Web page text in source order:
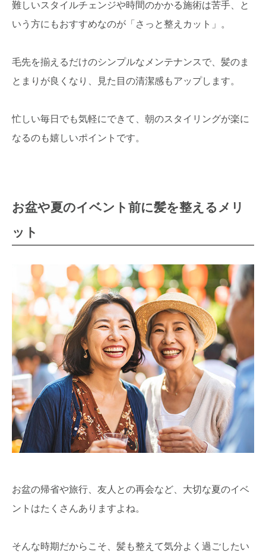
難しいスタイルチェンジや時間のかかる施術は苦手、と
いう方にもおすすめなのが「さっと整えカット」。
毛先を揃えるだけのシンプルなメンテナンスで、髪のま
とまりが良くなり、見た目の清潔感もアップします。
忙しい毎日でも気軽にできて、朝のスタイリングが楽に
なるのも嬉しいポイントです。
お盆や夏のイベント前に髪を整えるメリ
ット
お盆の帰省や旅行、友人との再会など、大切な夏のイベ
ントはたくさんありますよね。
そんな時期だからこそ、髪も整えて気分よく過ごしたい